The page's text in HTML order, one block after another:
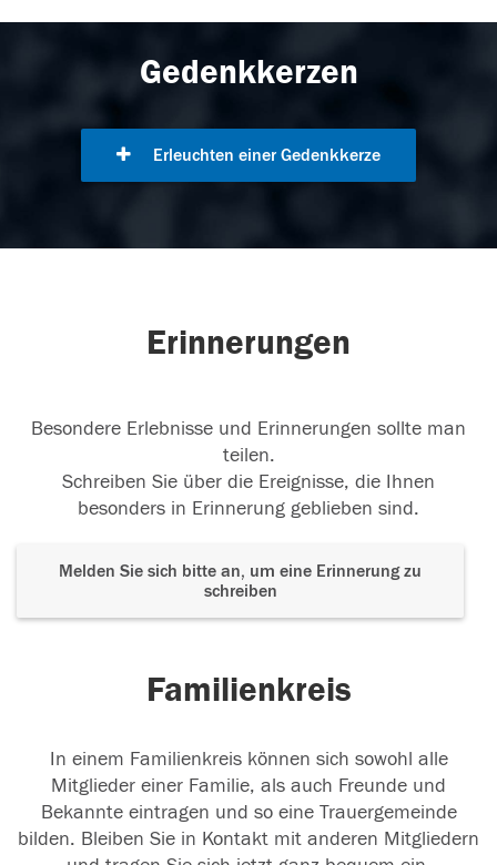
Gedenkkerzen
Erleuchten einer Gedenkkerze
Erinnerungen
Besondere Erlebnisse und Erinnerungen sollte man
teilen.
Schreiben Sie über die Ereignisse, die Ihnen
besonders in Erinnerung geblieben sind.
Melden Sie sich bitte an, um eine Erinnerung zu
schreiben
Familienkreis
In einem Familienkreis können sich sowohl alle
Mitglieder einer Familie, als auch Freunde und
Bekannte eintragen und so eine Trauergemeinde
bilden. Bleiben Sie in Kontakt mit anderen Mitgliedern